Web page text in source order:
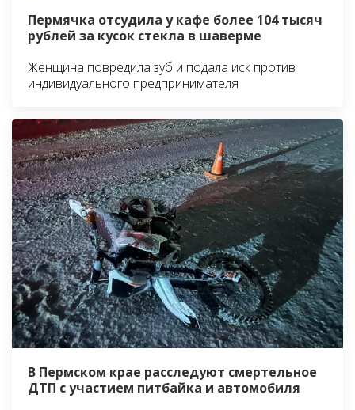
Пермячка отсудила у кафе более 104 тысяч
рублей за кусок стекла в шаверме
Женщина повредила зуб и подала иск против
индивидуального предпринимателя
В Пермском крае расследуют смертельное
ДТП с участием питбайка и автомобиля